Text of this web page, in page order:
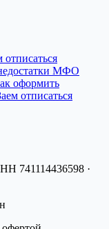
МФО
оформить
отписаться
741114436598 ·